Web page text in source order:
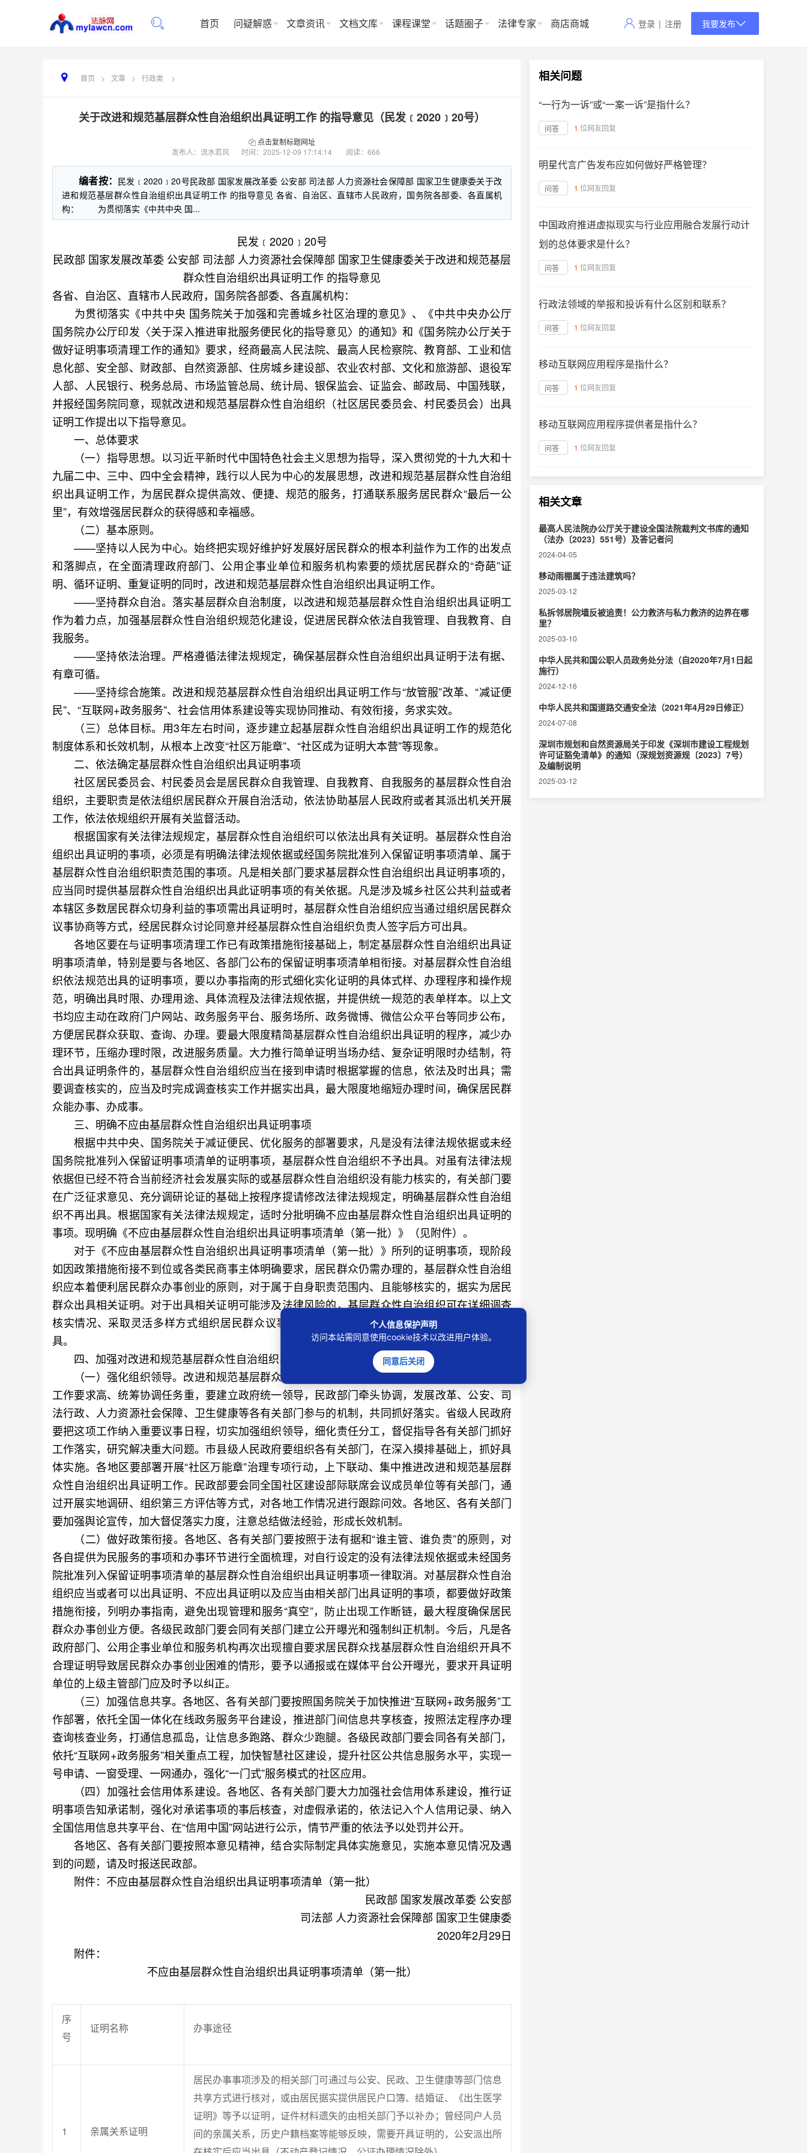
首页 问疑解惑 文章资讯 文档文库 课程课堂 话题圈子 法律专家 商店商城 登录 | 注册 我要发布
首页 > 文章 > 行政类 >
关于改进和规范基层群众性自治组织出具证明工作 的指导意见（民发﹝2020﹞20号）
点击复制标题网址
发布人：流水若风
时间： 2025-12-09 17:14:14 阅读：666
编者按： 民发﹝2020﹞20号民政部 国家发展改革委 公安部 司法部 人力资源社会保障部 国家卫生健康委关于改
进和规范基层群众性自治组织出具证明工作 的指导意见 各省、自治区、直辖市人民政府，国务院各部委、各直属机
构： 为贯彻落实《中共中央 国...
民发﹝2020﹞20号
民政部 国家发展改革委 公安部 司法部 人力资源社会保障部 国家卫生健康委关于改进和规范基层
群众性自治组织出具证明工作 的指导意见
各省、自治区、直辖市人民政府，国务院各部委、各直属机构：
为贯彻落实《中共中央 国务院关于加强和完善城乡社区治理的意见》、《中共中央办公厅
国务院办公厅印发〈关于深入推进审批服务便民化的指导意见〉的通知》和《国务院办公厅关于
做好证明事项清理工作的通知》要求，经商最高人民法院、最高人民检察院、教育部、工业和信
息化部、安全部、财政部、自然资源部、住房城乡建设部、农业农村部、文化和旅游部、退役军
人部、人民银行、税务总局、市场监管总局、统计局、银保监会、证监会、邮政局、中国残联，
并报经国务院同意，现就改进和规范基层群众性自治组织（社区居民委员会、村民委员会）出具
证明工作提出以下指导意见。
一、总体要求
（一）指导思想。以习近平新时代中国特色社会主义思想为指导，深入贯彻党的十九大和十
九届二中、三中、四中全会精神，践行以人民为中心的发展思想，改进和规范基层群众性自治组
织出具证明工作，为居民群众提供高效、便捷、规范的服务，打通联系服务居民群众“最后一公
里”，有效增强居民群众的获得感和幸福感。
（二）基本原则。
——坚持以人民为中心。始终把实现好维护好发展好居民群众的根本利益作为工作的出发点
和落脚点，在全面清理政府部门、公用企事业单位和服务机构索要的烦扰居民群众的“奇葩”证
明、循环证明、重复证明的同时，改进和规范基层群众性自治组织出具证明工作。
——坚持群众自治。落实基层群众自治制度，以改进和规范基层群众性自治组织出具证明工
作为着力点，加强基层群众性自治组织规范化建设，促进居民群众依法自我管理、自我教育、自
我服务。
——坚持依法治理。严格遵循法律法规规定，确保基层群众性自治组织出具证明于法有据、
有章可循。
——坚持综合施策。改进和规范基层群众性自治组织出具证明工作与“放管服”改革、“减证便
民”、“互联网+政务服务”、社会信用体系建设等实现协同推动、有效衔接，务求实效。
（三）总体目标。用3年左右时间，逐步建立起基层群众性自治组织出具证明工作的规范化
制度体系和长效机制，从根本上改变“社区万能章”、“社区成为证明大本营”等现象。
二、依法确定基层群众性自治组织出具证明事项
社区居民委员会、村民委员会是居民群众自我管理、自我教育、自我服务的基层群众性自治
组织，主要职责是依法组织居民群众开展自治活动，依法协助基层人民政府或者其派出机关开展
工作，依法依规组织开展有关监督活动。
根据国家有关法律法规规定，基层群众性自治组织可以依法出具有关证明。基层群众性自治
组织出具证明的事项，必须是有明确法律法规依据或经国务院批准列入保留证明事项清单、属于
基层群众性自治组织职责范围的事项。凡是相关部门要求基层群众性自治组织出具证明事项的，
应当同时提供基层群众性自治组织出具此证明事项的有关依据。凡是涉及城乡社区公共利益或者
本辖区多数居民群众切身利益的事项需出具证明时，基层群众性自治组织应当通过组织居民群众
议事协商等方式，经居民群众讨论同意并经基层群众性自治组织负责人签字后方可出具。
各地区要在与证明事项清理工作已有政策措施衔接基础上，制定基层群众性自治组织出具证
明事项清单，特别是要与各地区、各部门公布的保留证明事项清单相衔接。对基层群众性自治组
织依法规范出具的证明事项，要以办事指南的形式细化实化证明的具体式样、办理程序和操作规
范，明确出具时限、办理用途、具体流程及法律法规依据，并提供统一规范的表单样本。以上文
书均应主动在政府门户网站、政务服务平台、服务场所、政务微博、微信公众平台等同步公布，
方便居民群众获取、查询、办理。要最大限度精简基层群众性自治组织出具证明的程序，减少办
理环节，压缩办理时限，改进服务质量。大力推行简单证明当场办结、复杂证明限时办结制，符
合出具证明条件的，基层群众性自治组织应当在接到申请时根据掌握的信息，依法及时出具；需
要调查核实的，应当及时完成调查核实工作并据实出具，最大限度地缩短办理时间，确保居民群
众能办事、办成事。
三、明确不应由基层群众性自治组织出具证明事项
根据中共中央、国务院关于减证便民、优化服务的部署要求，凡是没有法律法规依据或未经
国务院批准列入保留证明事项清单的证明事项，基层群众性自治组织不予出具。对虽有法律法规
依据但已经不符合当前经济社会发展实际的或基层群众性自治组织没有能力核实的，有关部门要
在广泛征求意见、充分调研论证的基础上按程序提请修改法律法规规定，明确基层群众性自治组
织不再出具。根据国家有关法律法规规定，适时分批明确不应由基层群众性自治组织出具证明的
事项。现明确《不应由基层群众性自治组织出具证明事项清单（第一批）》（见附件）。
对于《不应由基层群众性自治组织出具证明事项清单（第一批）》所列的证明事项，现阶段
如因政策措施衔接不到位或各类民商事主体明确要求，居民群众仍需办理的，基层群众性自治组
织应本着便利居民群众办事创业的原则，对于属于自身职责范围内、且能够核实的，据实为居民
群众出具相关证明。对于出具相关证明可能涉及法律风险的，基层群众性自治组织可在详细调查
核实情况、采取灵活多样方式组织居民群众议事协商的基础上，予以充分评估并预先防范后出
具。
四、加强对改进和规范基层群众性自治组织出具证明工作的组织保障
（一）强化组织领导。改进和规范基层群众性自治组织出具证明工作涉及面广、政策性强、
工作要求高、统筹协调任务重，要建立政府统一领导，民政部门牵头协调，发展改革、公安、司
法行政、人力资源社会保障、卫生健康等各有关部门参与的机制，共同抓好落实。省级人民政府
要把这项工作纳入重要议事日程，切实加强组织领导，细化责任分工，督促指导各有关部门抓好
工作落实，研究解决重大问题。市县级人民政府要组织各有关部门，在深入摸排基础上，抓好具
体实施。各地区要部署开展“社区万能章”治理专项行动，上下联动、集中推进改进和规范基层群
众性自治组织出具证明工作。民政部要会同全国社区建设部际联席会议成员单位等有关部门，通
过开展实地调研、组织第三方评估等方式，对各地工作情况进行跟踪问效。各地区、各有关部门
要加强舆论宣传，加大督促落实力度，注意总结做法经验，形成长效机制。
（二）做好政策衔接。各地区、各有关部门要按照于法有据和“谁主管、谁负责”的原则，对
各自提供为民服务的事项和办事环节进行全面梳理，对自行设定的没有法律法规依据或未经国务
院批准列入保留证明事项清单的基层群众性自治组织出具证明事项一律取消。对基层群众性自治
组织应当或者可以出具证明、不应出具证明以及应当由相关部门出具证明的事项，都要做好政策
措施衔接，列明办事指南，避免出现管理和服务“真空”，防止出现工作断链，最大程度确保居民
群众办事创业方便。各级民政部门要会同有关部门建立公开曝光和强制纠正机制。今后，凡是各
政府部门、公用企事业单位和服务机构再次出现擅自要求居民群众找基层群众性自治组织开具不
合理证明导致居民群众办事创业困难的情形，要予以通报或在媒体平台公开曝光，要求开具证明
单位的上级主管部门应及时予以纠正。
（三）加强信息共享。各地区、各有关部门要按照国务院关于加快推进“互联网+政务服务”工
作部署，依托全国一体化在线政务服务平台建设，推进部门间信息共享核查，按照法定程序办理
查询核查业务，打通信息孤岛，让信息多跑路、群众少跑腿。各级民政部门要会同各有关部门，
依托“互联网+政务服务”相关重点工程，加快智慧社区建设，提升社区公共信息服务水平，实现一
号申请、一窗受理、一网通办，强化“一门式”服务模式的社区应用。
（四）加强社会信用体系建设。各地区、各有关部门要大力加强社会信用体系建设，推行证
明事项告知承诺制，强化对承诺事项的事后核查，对虚假承诺的，依法记入个人信用记录、纳入
全国信用信息共享平台、在“信用中国”网站进行公示，情节严重的依法予以处罚并公开。
各地区、各有关部门要按照本意见精神，结合实际制定具体实施意见，实施本意见情况及遇
到的问题，请及时报送民政部。
附件：不应由基层群众性自治组织出具证明事项清单（第一批）
民政部 国家发展改革委 公安部
司法部 人力资源社会保障部 国家卫生健康委
2020年2月29日
附件：
不应由基层群众性自治组织出具证明事项清单（第一批）
序
号
证明名称 办事途径
1 亲属关系证明
居民办事事项涉及的相关部门可通过与公安、民政、卫生健康等部门信息
共享方式进行核对，或由居民据实提供居民户口簿、结婚证、《出生医学
证明》等予以证明，证件材料遗失的由相关部门予以补办；曾经同户人员
间的亲属关系，历史户籍档案等能够反映，需要开具证明的，公安派出所
相关问题
“一行为一诉”或“一案一诉”是指什么？
问答 1 位网友回复
明星代言广告发布应如何做好严格管理？
问答 1 位网友回复
中国政府推进虚拟现实与行业应用融合发展行动计
划的总体要求是什么？
问答 1 位网友回复
行政法领域的举报和投诉有什么区别和联系？
问答 1 位网友回复
移动互联网应用程序是指什么？
问答 1 位网友回复
移动互联网应用程序提供者是指什么？
问答 1 位网友回复
相关文章
最高人民法院办公厅关于建设全国法院裁判文书库的通知
（法办〔2023〕551号）及答记者问
2024-04-05
移动雨棚属于违法建筑吗？
2025-03-12
私拆邻居院墙反被追责！公力救济与私力救济的边界在哪
里？‌
2025-03-10
中华人民共和国公职人员政务处分法（自2020年7月1日起
施行）
2024-12-16
中华人民共和国道路交通安全法（2021年4月29日修正）
2024-07-08
深圳市规划和自然资源局关于印发《深圳市建设工程规划
许可证豁免清单》的通知（深规划资源规〔2023〕7号）
及编制说明
2025-03-12
个人信息保护声明
访问本站需同意使用cookie技术以改进用户体验。
同意后关闭